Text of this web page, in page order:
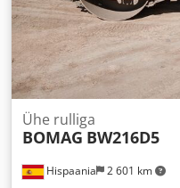
Hispaania 2 601 km
Ühe rulliga
BOMAG BW216D5